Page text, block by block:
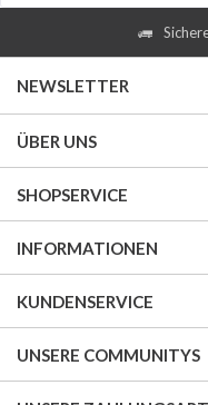
NEWSLETTER
ÜBER UNS
SHOPSERVICE
INFORMATIONEN
KUNDENSERVICE
UNSERE COMMUNITYS